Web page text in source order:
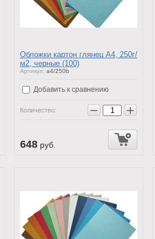
Обложки картон глянец А4, 250г/
м2, черные (100)
Артикул: a4/250b
Добавить к сравнению
Количество: − +
648 руб.